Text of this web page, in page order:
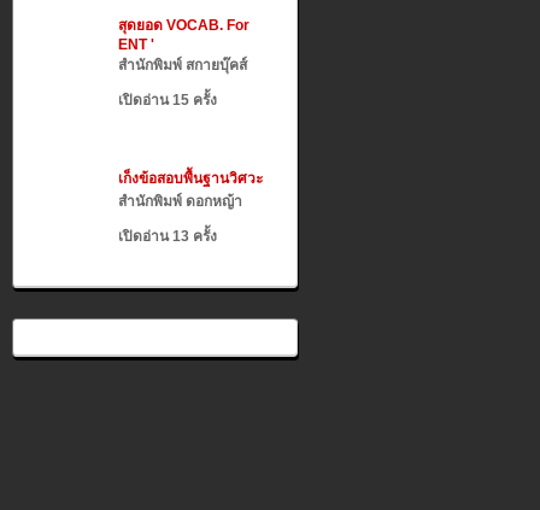
สุดยอด VOCAB. For
ENT '
สำนักพิมพ์ สกายบุ๊คส์
เปิดอ่าน 15 ครั้ง
เก็งข้อสอบพื้นฐานวิศวะ
สำนักพิมพ์ ดอกหญ้า
เปิดอ่าน 13 ครั้ง